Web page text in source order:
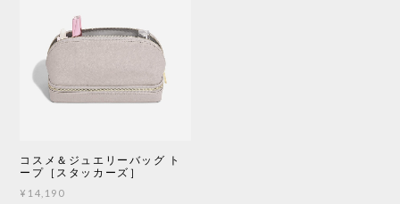
コスメ＆ジュエリーバッグ ト
ープ［スタッカーズ］
¥14,190